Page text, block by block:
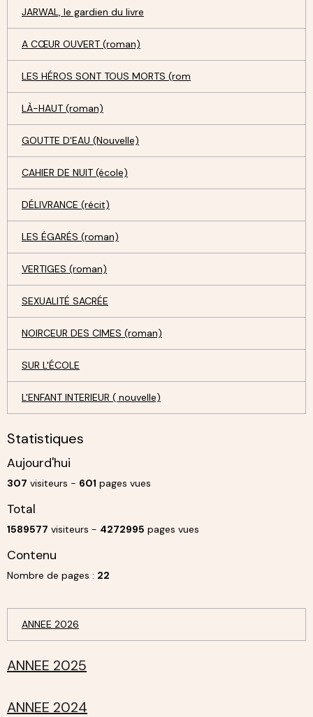
JARWAL, le gardien du livre
A CŒUR OUVERT (roman)
LES HÉROS SONT TOUS MORTS (rom
LÀ-HAUT (roman)
GOUTTE D'EAU (Nouvelle)
CAHIER DE NUIT (école)
DÉLIVRANCE (récit)
LES ÉGARÉS (roman)
VERTIGES (roman)
SEXUALITÉ SACRÉE
NOIRCEUR DES CIMES (roman)
SUR L'ÉCOLE
L'ENFANT INTERIEUR ( nouvelle)
Statistiques
Aujourd'hui
307 visiteurs - 601 pages vues
Total
1589577 visiteurs - 4272995 pages vues
Contenu
Nombre de pages : 22
ANNEE 2026
ANNEE 2025
ANNEE 2024